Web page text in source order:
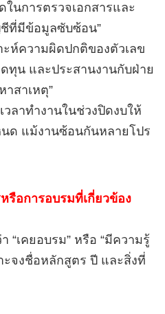
ในการตรวจเอกสารและ
ที่มีข้อมูลซับซ้อน”
ะห์ความผิดปกติของตัวเลข
ทุน และประสานงานกับฝ่าย
าสาเหตุ”
วลาทำงานในช่วงปิดงบให้
นด แม้งานซ้อนกันหลายโปร
รือการอบรมที่เกี่ยวข้อง
“เคยอบรม” หรือ “มีความรู้
ะจงชื่อหลักสูตร ปี และสิ่งที่